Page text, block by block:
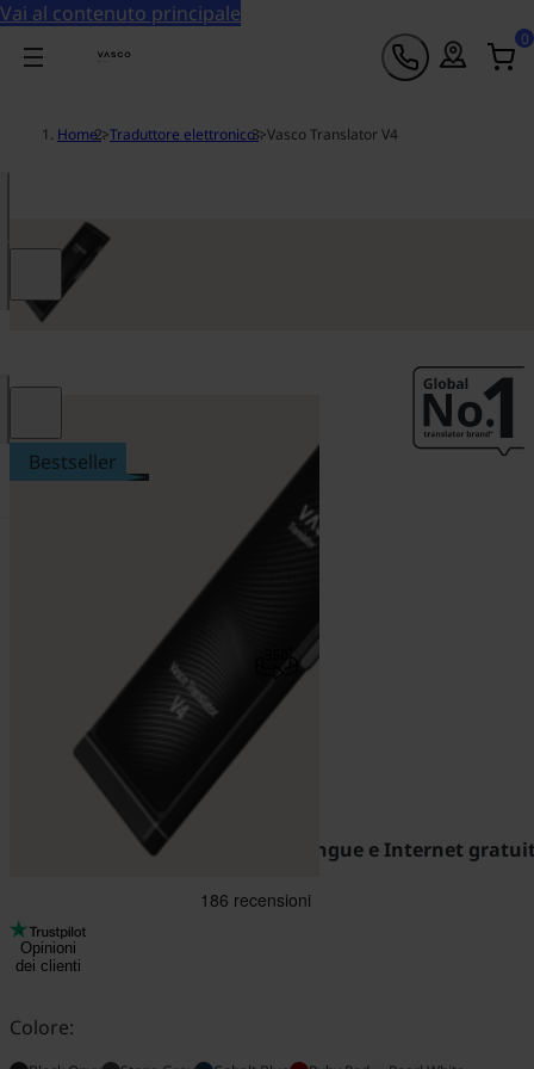
Vai al contenuto principale
0
Home >Traduttore elettronico >Vasco Translator V4
Bestseller
Vasco Translator V4
Traduttore istantaneo con 113 lingue e Internet
Opinioni
dei clienti
Colore: